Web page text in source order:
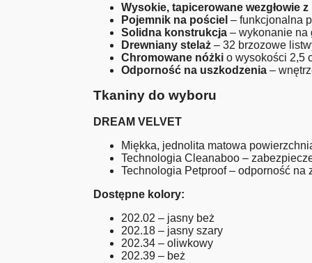
Wysokie, tapicerowane wezgłowie
Pojemnik na pościel – funkcjonalna
Solidna konstrukcja – wykonanie na
Drewniany stelaż – 32 brzozowe
Chromowane nóżki o wysokości 2,5
Odporność na uszkodzenia –
Tkaniny do wyboru
DREAM VELVET
Miękka, jednolita matowa
Technologia Cleanaboo –
Technologia Petproof – odporność
Dostępne kolory:
202.02 – jasny beż
202.18 – jasny szary
202.34 – oliwkowy
202.39 – beż